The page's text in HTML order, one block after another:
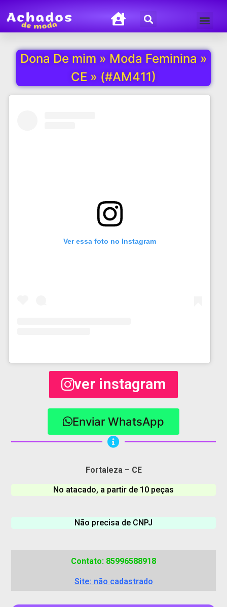
Dona De mim » Moda Feminina »
CE » (#AM411)
Ver essa foto no Instagram
ver instagram
Enviar WhatsApp
Fortaleza – CE
No atacado, a partir de 10 peças
Não precisa de CNPJ
Contato: 85996588918
Site: não cadastrado